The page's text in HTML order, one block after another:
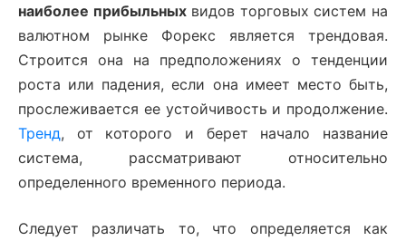
наиболее прибыльныхвидов торговых систем на
валютном рынке Форекс является трендовая.
Строится она на предположениях о тенденции
роста или падения, если она имеет место быть,
прослеживается ее устойчивость и продолжение.
Тренд, от которого и берет начало название
система, рассматривают относительно
определенного временного периода.
Следует различать то, что определяется как